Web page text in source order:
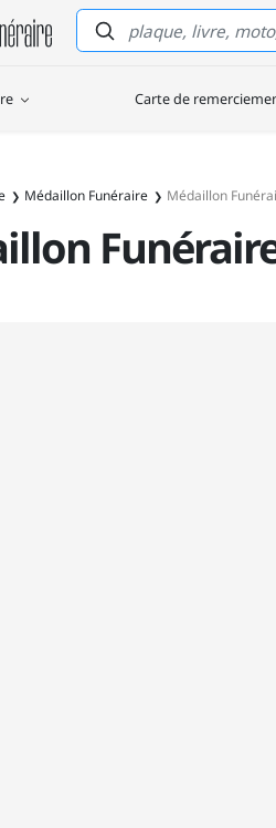
Le Coq Funéraire
Carte de
Médaillon Funéraire Médaillon